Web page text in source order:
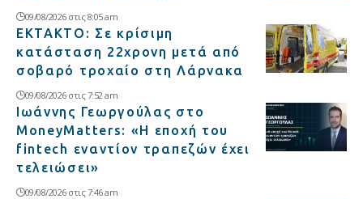
09/08/2026 στις 8:05 am
ΕΚΤΑΚΤΟ: Σε κρίσιμη
κατάσταση 22χρονη μετά από
σοβαρό τροχαίο στη Λάρνακα
09/08/2026 στις 7:52 am
Ιωάννης Γεωργούλας στο
MoneyMatters: «Η εποχή του
fintech εναντίον τραπεζών έχει
τελειώσει»
09/08/2026 στις 7:46 am